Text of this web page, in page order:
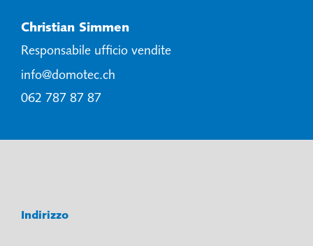
Christian Simmen
Responsabile ufficio vendite
info@domotec.ch
062 787 87 87
Indirizzo